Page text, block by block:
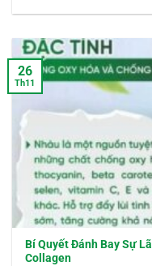
Bí Quyết Đánh Bay Sự
Collagen
26
Th11